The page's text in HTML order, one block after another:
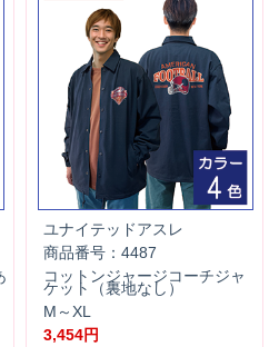
ユナイテッドアスレ
商品番号：4487
コットンジャージコーチジャ
ケット（裏地なし）
M～XL
3,454円